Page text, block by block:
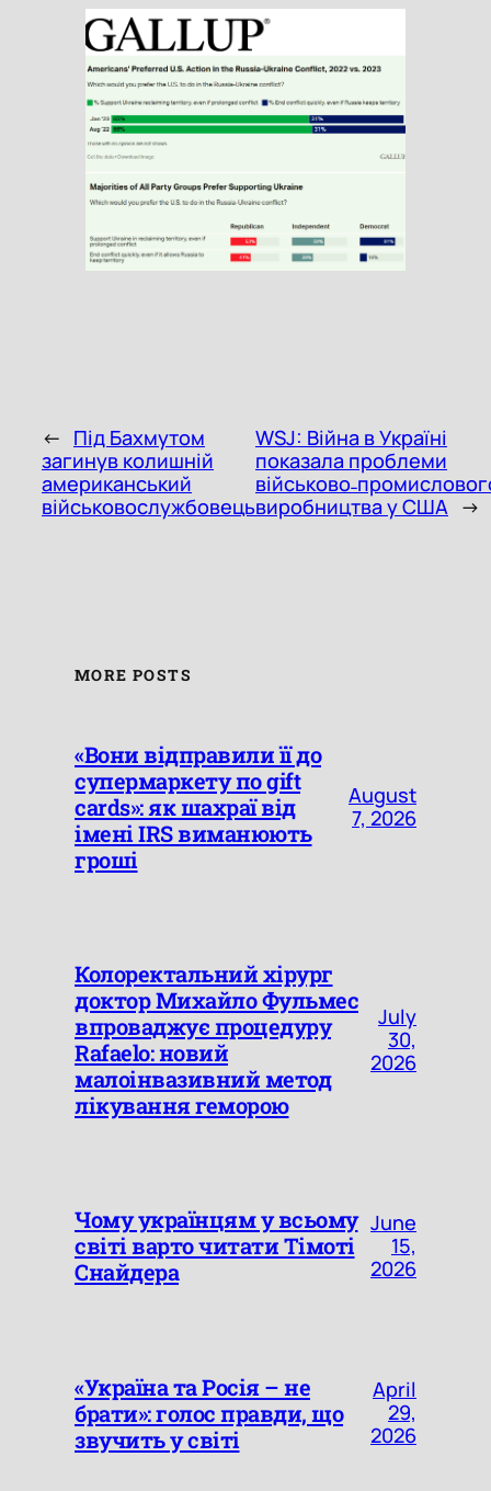
← Під Бахмутом
загинув колишній
американський
військовослужбовець
WSJ: Війна в Україні
показала проблеми
виробництва у США →
MORE POSTS
«Вони відправили її до
супермаркету по gift
cards»: як шахраї від
імені IRS виманюють
гроші
August
7, 2026
Колоректальний хірург
доктор Михайло Фульмес
впроваджує процедуру
Rafaelo: новий
малоінвазивний метод
лікування геморою
July
30,
2026
Чому українцям у всьому
світі варто читати Тімоті
Снайдера
June
15,
2026
«Україна та Росія – не
брати»: голос правди, що
звучить у світі
April
29,
2026